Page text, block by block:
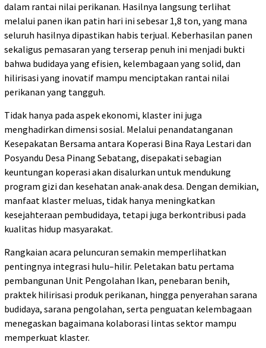
dalam rantai nilai perikanan. Hasilnya langsung terlihat
melalui panen ikan patin hari ini sebesar 1,8 ton, yang mana
seluruh hasilnya dipastikan habis terjual. Keberhasilan panen
sekaligus pemasaran yang terserap penuh ini menjadi bukti
bahwa budidaya yang efisien, kelembagaan yang solid, dan
hilirisasi yang inovatif mampu menciptakan rantai nilai
perikanan yang tangguh.
Tidak hanya pada aspek ekonomi, klaster ini juga
menghadirkan dimensi sosial. Melalui penandatanganan
Kesepakatan Bersama antara Koperasi Bina Raya Lestari dan
Posyandu Desa Pinang Sebatang, disepakati sebagian
keuntungan koperasi akan disalurkan untuk mendukung
program gizi dan kesehatan anak-anak desa. Dengan demikian,
manfaat klaster meluas, tidak hanya meningkatkan
kesejahteraan pembudidaya, tetapi juga berkontribusi pada
kualitas hidup masyarakat.
Rangkaian acara peluncuran semakin memperlihatkan
pentingnya integrasi hulu–hilir. Peletakan batu pertama
pembangunan Unit Pengolahan Ikan, penebaran benih,
praktek hilirisasi produk perikanan, hingga penyerahan sarana
budidaya, sarana pengolahan, serta penguatan kelembagaan
menegaskan bagaimana kolaborasi lintas sektor mampu
memperkuat klaster.